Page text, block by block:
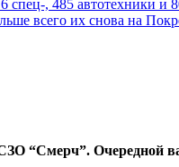
, 485 автотехники и
всего их снова на
“Смерч”. Очередной